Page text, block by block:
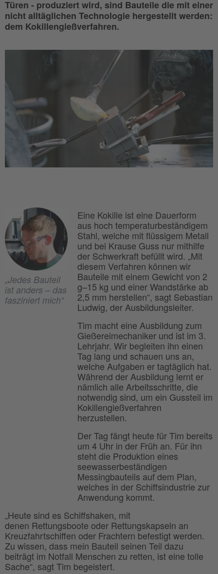
Türen - produziert wird, sind Bauteile die mit einer
nicht alltäglichen Technologie hergestellt werden:
dem Kokillengießverfahren.
„Jedes Bauteil
ist anders – das
fasziniert mich“
Eine Kokille ist eine Dauerform
aus hoch temperaturbeständigem
Stahl, welche mit flüssigem Metall
und bei Krause Guss nur mithilfe
der Schwerkraft befüllt wird. „Mit
diesem Verfahren können wir
Bauteile mit einem Gewicht von 2
g–15 kg und einer Wandstärke ab
2,5 mm herstellen“, sagt Sebastian
Ludwig, der Ausbildungsleiter.
Tim macht eine Ausbildung zum
Gießereimechaniker und ist im 3.
Lehrjahr. Wir begleiten ihn einen
Tag lang und schauen uns an,
welche Aufgaben er tagtäglich hat.
Während der Ausbildung lernt er
nämlich alle Arbeitsschritte, die
notwendig sind, um ein Gussteil im
Kokillengießverfahren
herzustellen.
Der Tag fängt heute für Tim bereits
um 4 Uhr in der Früh an. Für ihn
steht die Produktion eines
seewasserbeständigen
Messingbauteils auf dem Plan,
welches in der Schiffsindustrie zur
Anwendung kommt.
„Heute sind es Schiffshaken, mit
denen Rettungsboote oder Rettungskapseln an
Kreuzfahrtschiffen oder Frachtern befestigt werden.
Zu wissen, dass mein Bauteil seinen Teil dazu
beiträgt im Notfall Menschen zu retten, ist eine tolle
Sache“, sagt Tim begeistert.